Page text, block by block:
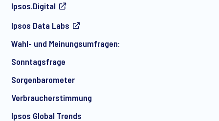
Ipsos.Digital
Ipsos Data Labs
Wahl- und Meinungsumfragen:
Sonntagsfrage
Sorgenbarometer
Verbraucherstimmung
Ipsos Global Trends